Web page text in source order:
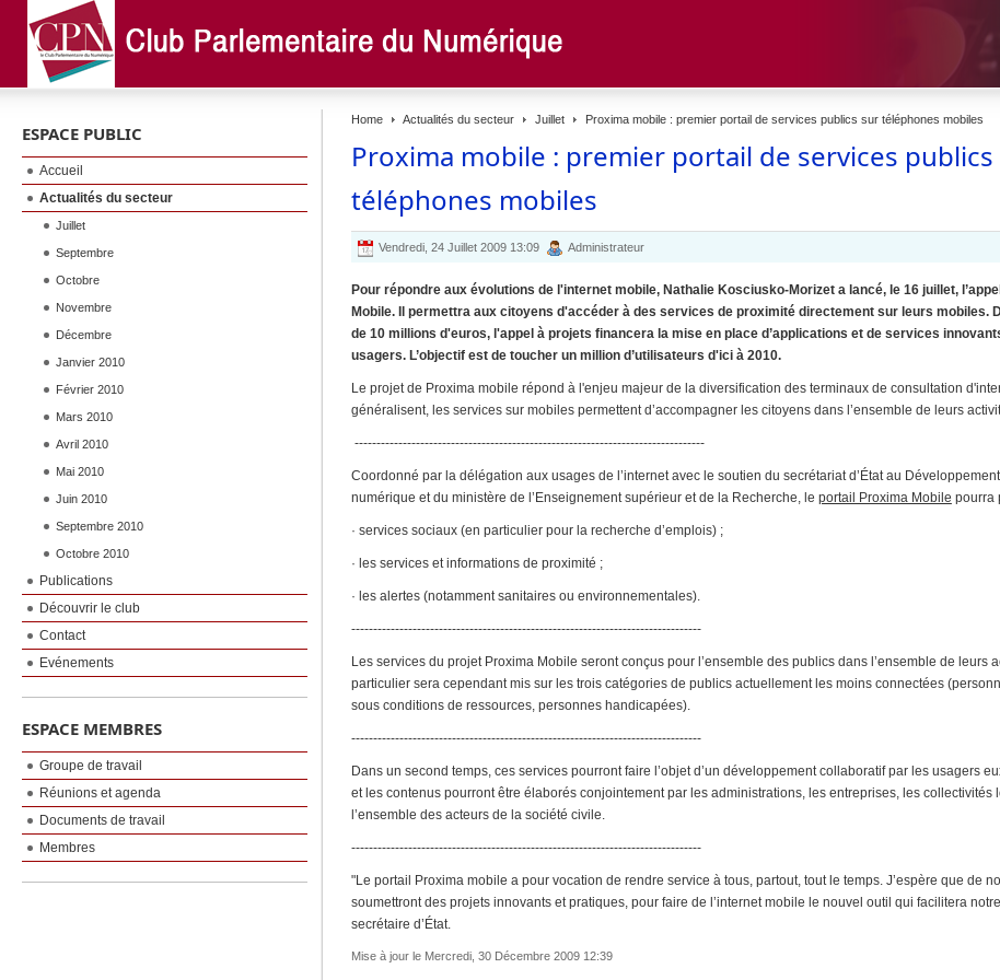
Home Actualités du secteur Juillet Proxima mobile : premier portail de services publics sur téléphones mobiles
Proxima mobile : premier portail de services
téléphones mobiles
Vendredi, 24 Juillet 2009 13:09 Administrateur
Pour répondre aux évolutions de l'internet mobile, Nathalie Kosciusko-Morizet a lancé, le 16 juillet,
Mobile. Il permettra aux citoyens d'accéder à des services de proximité directement sur leurs mobiles.
de 10 millions d'euros, l'appel à projets financera la mise en place d’applications et de services
usagers. L’objectif est de toucher un million d’utilisateurs d'ici à 2010.
Le projet de Proxima mobile répond à l'enjeu majeur de la diversification des terminaux de consultation
généralisent, les services sur mobiles permettent d’accompagner les citoyens dans l’ensemble de leurs
--------------------------------------------------------------------------------
Coordonné par la délégation aux usages de l’internet avec le soutien du secrétariat d’État au
numérique et du ministère de l’Enseignement supérieur et de la Recherche, le portail Proxima Mobile pourra
· services sociaux (en particulier pour la recherche d’emplois) ;
· les services et informations de proximité ;
· les alertes (notamment sanitaires ou environnementales).
--------------------------------------------------------------------------------
Les services du projet Proxima Mobile seront conçus pour l’ensemble des publics dans l’ensemble de leurs
particulier sera cependant mis sur les trois catégories de publics actuellement les moins connectées
sous conditions de ressources, personnes handicapées).
--------------------------------------------------------------------------------
Dans un second temps, ces services pourront faire l’objet d’un développement collaboratif par les usagers
et les contenus pourront être élaborés conjointement par les administrations, les entreprises, les collectivités
l’ensemble des acteurs de la société civile.
--------------------------------------------------------------------------------
"Le portail Proxima mobile a pour vocation de rendre service à tous, partout, tout le temps. J’espère que de
soumettront des projets innovants et pratiques, pour faire de l’internet mobile le nouvel outil qui facilitera
secrétaire d’État.
Mise à jour le Mercredi, 30 Décembre 2009 12:39
ESPACE PUBLIC
Accueil
Actualités du secteur
Juillet
Septembre
Octobre
Novembre
Décembre
Janvier 2010
Février 2010
Mars 2010
Avril 2010
Mai 2010
Juin 2010
Septembre 2010
Octobre 2010
Publications
Découvrir le club
Contact
Evénements
ESPACE MEMBRES
Groupe de travail
Réunions et agenda
Documents de travail
Membres